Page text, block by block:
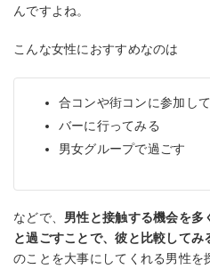
んですよね。
こんな女性におすすめなのは
合コンや街コンに参加し
バーに行ってみる
男女グループで過ごす
などで、 男性と接触する機会を多
と過ごすことで、彼と比較してみ
のことを大事にしてくれる男性を